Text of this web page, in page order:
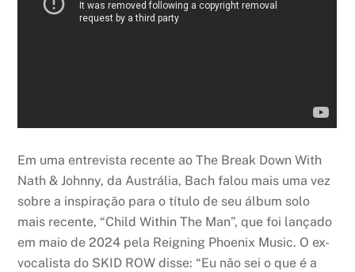
Em uma entrevista recente ao The Break Down With
Nath & Johnny, da Austrália, Bach falou mais uma vez
sobre a inspiração para o título de seu álbum solo
mais recente, “Child Within The Man”, que foi lançado
em maio de 2024 pela Reigning Phoenix Music. O ex-
vocalista do SKID ROW disse: “Eu não sei o que é a